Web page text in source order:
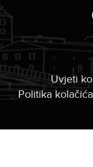
Uvjeti
Politika kolačića